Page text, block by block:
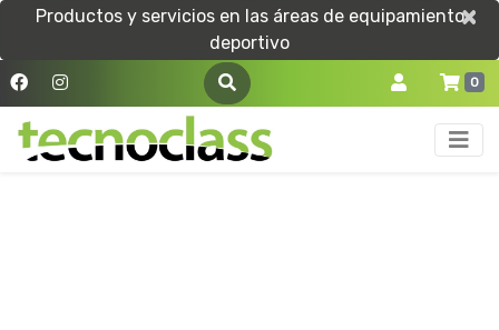
Productos y servicios en las áreas de equipamiento
deportivo
×
×
0